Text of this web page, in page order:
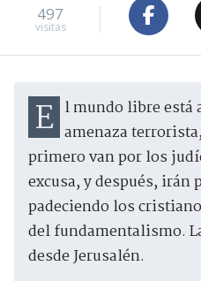
497
visitas
El mundo libre está advertido de la amenaza
primero van por los
excusa, y después, irán
padeciendo los
del fundamentalismo.
desde Jerusalén.